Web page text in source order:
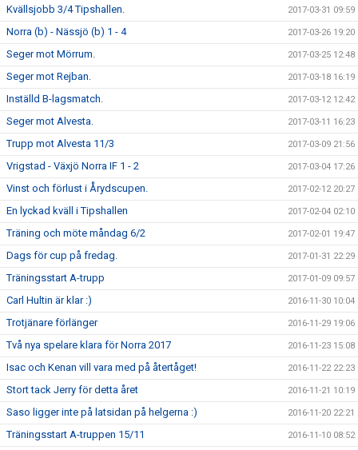
Kvällsjobb 3/4 Tipshallen. 2017-03-31 09:59
Norra (b) - Nässjö (b) 1 - 4 2017-03-26 19:20
Seger mot Mörrum. 2017-03-25 12:48
Seger mot Rejban. 2017-03-18 16:19
Inställd B-lagsmatch. 2017-03-12 12:42
Seger mot Alvesta. 2017-03-11 16:23
Trupp mot Alvesta 11/3 2017-03-09 21:56
Vrigstad - Växjö Norra IF 1 - 2 2017-03-04 17:26
Vinst och förlust i Årydscupen. 2017-02-12 20:27
En lyckad kväll i Tipshallen 2017-02-04 02:10
Träning och möte måndag 6/2 2017-02-01 19:47
Dags för cup på fredag. 2017-01-31 22:29
Träningsstart A-trupp 2017-01-09 09:57
Carl Hultin är klar :) 2016-11-30 10:04
Trotjänare förlänger 2016-11-29 19:06
Två nya spelare klara för Norra 2017 2016-11-23 15:08
Isac och Kenan vill vara med på återtåget! 2016-11-22 22:23
Stort tack Jerry för detta året 2016-11-21 10:19
Saso ligger inte på latsidan på helgerna :) 2016-11-20 22:21
Träningsstart A-truppen 15/11 2016-11-10 08:52